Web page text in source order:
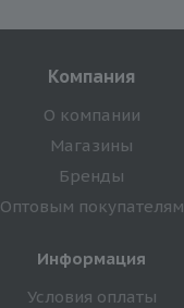
Компания
О компании
Магазины
Бренды
Оптовым покупателям
Информация
Условия оплаты